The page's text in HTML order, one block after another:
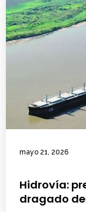
mayo 21, 2026
Hidrovía:
dragado